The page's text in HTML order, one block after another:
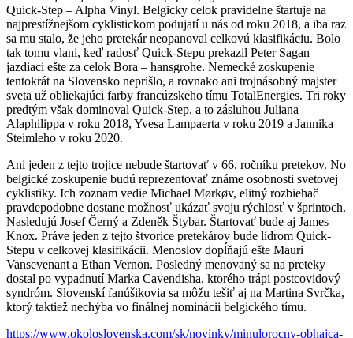
Quick-Step – Alpha Vinyl. Belgicky celok pravidelne štartuje na
najprestížnejšom cyklistickom podujatí u nás od roku 2018, a iba raz
sa mu stalo, že jeho pretekár neopanoval celkovú klasifikáciu. Bolo
tak tomu vlani, keď radosť Quick-Stepu prekazil Peter Sagan
jazdiaci ešte za celok Bora – hansgrohe. Nemecké zoskupenie
tentokrát na Slovensko neprišlo, a rovnako ani trojnásobný majster
sveta už obliekajúci farby francúzskeho tímu TotalEnergies. Tri roky
predtým však dominoval Quick-Step, a to zásluhou Juliana
Alaphilippa v roku 2018, Yvesa Lampaerta v roku 2019 a Jannika
Steimleho v roku 2020.
Ani jeden z tejto trojice nebude štartovať v 66. ročníku pretekov. No
belgické zoskupenie budú reprezentovať známe osobnosti svetovej
cyklistiky. Ich zoznam vedie Michael Mørkøv, elitný rozbiehač
pravdepodobne dostane možnosť ukázať svoju rýchlosť v šprintoch.
Nasledujú Josef Černý a Zdeněk Štybar. Štartovať bude aj James
Knox. Práve jeden z tejto štvorice pretekárov bude lídrom Quick-
Stepu v celkovej klasifikácii. Menoslov dopĺňajú ešte Mauri
Vansevenant a Ethan Vernon. Posledný menovaný sa na preteky
dostal po vypadnutí Marka Cavendisha, ktorého trápi postcovidový
syndróm. Slovenskí fanúšikovia sa môžu tešiť aj na Martina Svrčka,
ktorý taktiež nechýba vo finálnej nominácii belgického tímu.
https://www.okoloslovenska.com/sk/novinky/minulorocny-obhajca-